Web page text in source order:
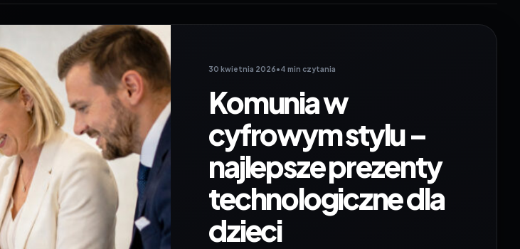
30 kwietnia 2026•4 min czytania
Komunia w
cyfrowym stylu –
najlepsze prezenty
technologiczne dla
dzieci